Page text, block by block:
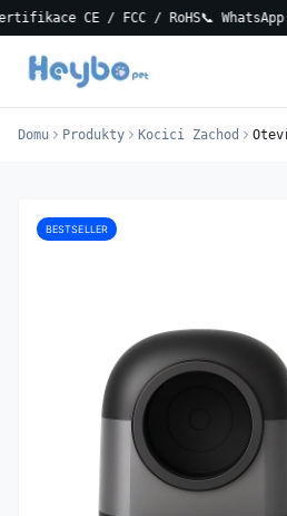
CE / FCC / RoHS 📞 WhatsApp: +86
Domu Produkty Kocici Zachod
BESTSELLER